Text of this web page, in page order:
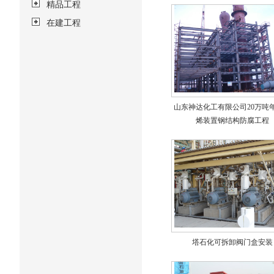
精品工程
在建工程
山东神达化工有限公司20万吨
烯装置钢结构防腐工程
塔石化可拆卸阀门盒安装